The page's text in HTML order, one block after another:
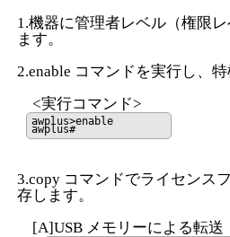
1.機器に管理者レベル（権限
ます。
2.enable コマンドを実行し、
<実行コマンド>
awplus>enable
awplus#
3.copy コマンドでライセンス
存します。
[A]USB メモリーによる転送